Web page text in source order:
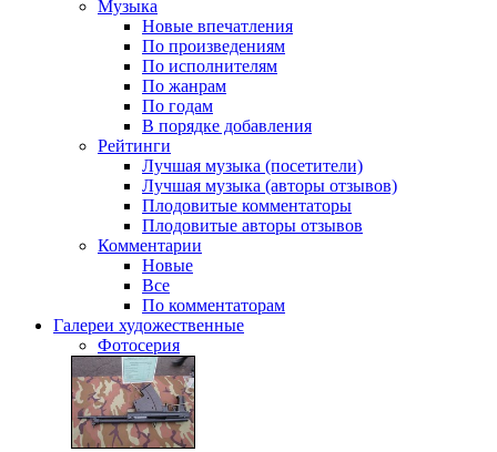
Музыка
Новые впечатления
По произведениям
По исполнителям
По жанрам
По годам
В порядке добавления
Рейтинги
Лучшая музыка (посетители)
Лучшая музыка (авторы отзывов)
Плодовитые комментаторы
Плодовитые авторы отзывов
Комментарии
Новые
Все
По комментаторам
Галереи художественные
Фотосерия